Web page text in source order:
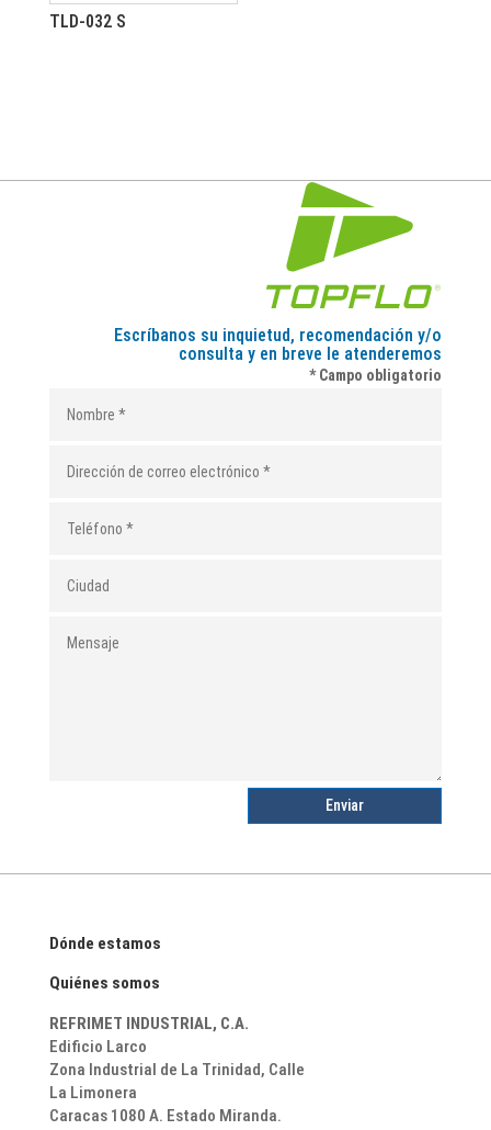
TLD-032 S
Escríbanos su inquietud, recomendación y/o
consulta y en breve le atenderemos
* Campo obligatorio
Enviar
Dónde estamos
Quiénes somos
REFRIMET INDUSTRIAL, C.A.
Edificio Larco
Zona Industrial de La Trinidad, Calle
La Limonera
Caracas 1080 A. Estado Miranda.